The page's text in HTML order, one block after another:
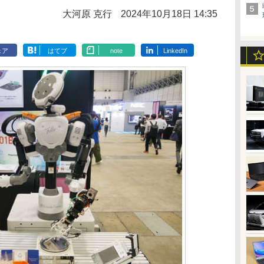
大河原 克行 2024年10月18日 14:35
ア はてブ note LinkedIn